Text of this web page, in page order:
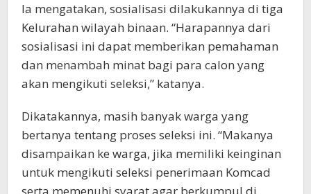
Ia mengatakan, sosialisasi dilakukannya di tiga
Kelurahan wilayah binaan. “Harapannya dari
sosialisasi ini dapat memberikan pemahaman
dan menambah minat bagi para calon yang
akan mengikuti seleksi,” katanya.
Dikatakannya, masih banyak warga yang
bertanya tentang proses seleksi ini. “Makanya
disampaikan ke warga, jika memiliki keinginan
untuk mengikuti seleksi penerimaan Komcad